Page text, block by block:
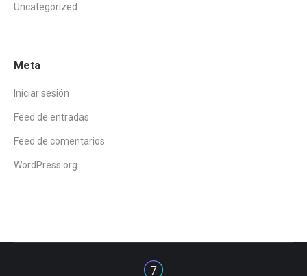
Uncategorized
Meta
Iniciar sesión
Feed de entradas
Feed de comentarios
WordPress.org